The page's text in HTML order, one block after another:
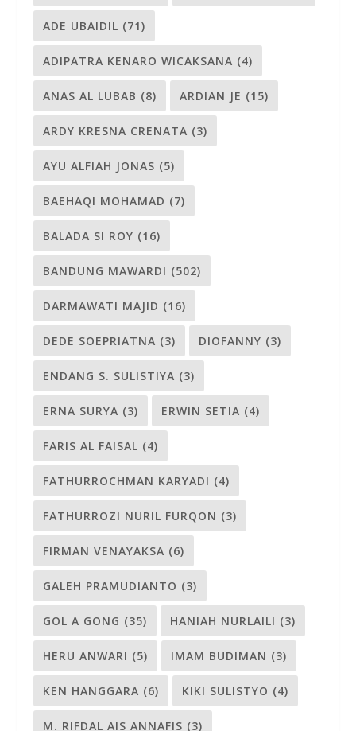
ADE UBAIDIL (71)
ADIPATRA KENARO WICAKSANA (4)
ANAS AL LUBAB (8) ARDIAN JE (15)
ARDY KRESNA CRENATA (3)
AYU ALFIAH JONAS (5)
BAEHAQI MOHAMAD (7)
BALADA SI ROY (16)
BANDUNG MAWARDI (502)
DARMAWATI MAJID (16)
DEDE SOEPRIATNA (3) DIOFANNY (3)
ENDANG S. SULISTIYA (3)
ERNA SURYA (3) ERWIN SETIA (4)
FARIS AL FAISAL (4)
FATHURROCHMAN KARYADI (4)
FATHURROZI NURIL FURQON (3)
FIRMAN VENAYAKSA (6)
GALEH PRAMUDIANTO (3)
GOL A GONG (35) HANIAH NURLAILI (3)
HERU ANWARI (5) IMAM BUDIMAN (3)
KEN HANGGARA (6) KIKI SULISTYO (4)
M. RIFDAL AIS ANNAFIS (3)